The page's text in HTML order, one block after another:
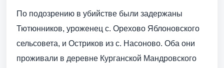
По подозрению в убийстве были задержаны
Тютюнников, уроженец с. Орехово Яблоновского
сельсовета, и Остриков из с. Насоново. Оба они
проживали в деревне Курганской Мандровского